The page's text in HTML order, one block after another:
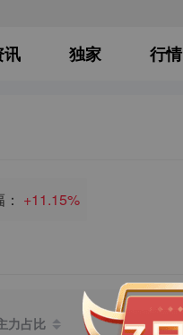
讯 独家 行情
+11.15%
力占比